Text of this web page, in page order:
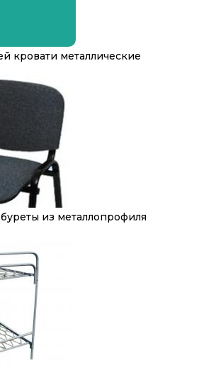
кровати металлические
из металлопрофиля